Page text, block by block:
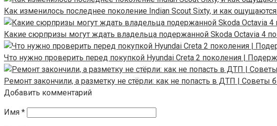
Как изменилось последнее поколение Indian Scout Sixty, и как
Какие сюрпризы могут ждать владельца подержанной Skoda Octavia 4
Что нужно проверить перед покупкой Hyundai Creta 2 поколения |
Ремонт закончили, а разметку не стёрли: как не попасть в ДТП | Советы
Добавить комментарий
Имя *